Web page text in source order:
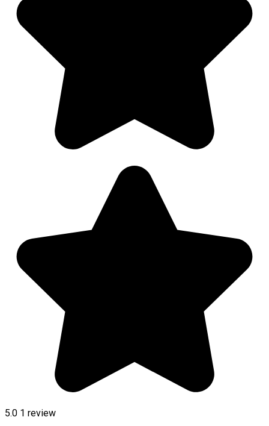
5.0 1 review